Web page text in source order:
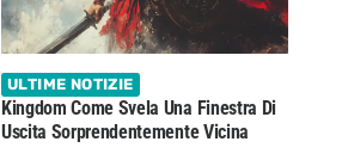
ULTIME NOTIZIE
Kingdom Come Svela Una Finestra Di
Uscita Sorprendentemente Vicina